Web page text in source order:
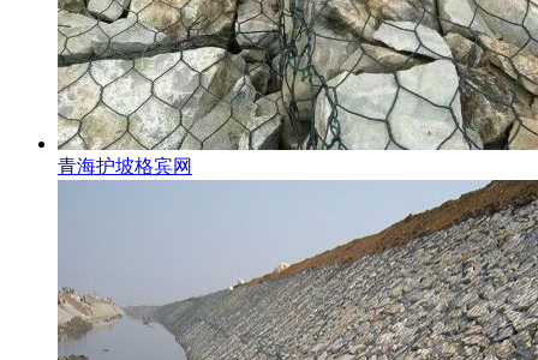
青海护坡格宾网